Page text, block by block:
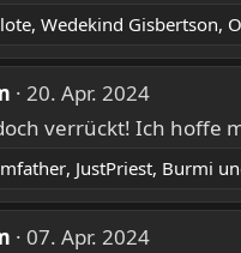
, Wedekind Gisbertson,
20. Apr. 2024
verrückt! Ich hoffe
, JustPriest, Burmi
07. Apr. 2024